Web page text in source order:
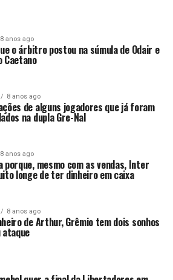
8 anos ago
o árbitro postou na súmula de Odair e
Caetano
8 anos ago
de alguns jogadores que já foram
na dupla Gre-Nal
8 anos ago
porque, mesmo com as vendas, Inter
longe de ter dinheiro em caixa
8 anos ago
de Arthur, Grêmio tem dois sonhos
ataque